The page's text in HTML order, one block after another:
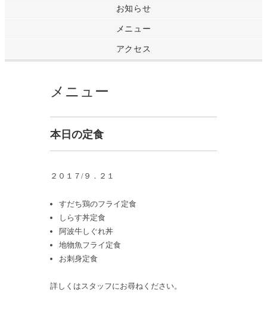
お知らせ
メニュー
アクセス
メニュー
本日の定食
２０１７/９．２１
すだち鶏のフライ定食
しらす丼定食
阿波牛しぐれ丼
地物魚フライ定食
お刺身定食
詳しくはスタッフにお尋ねください。